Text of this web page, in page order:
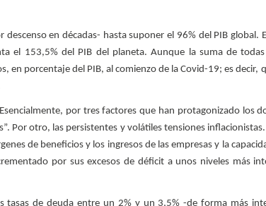
en décadas- hasta suponer el 96% del PIB global.
el 153,5% del PIB del planeta. Aunque la suma de
en porcentaje del PIB, al comienzo de la Covid-19; es decir,
por tres factores que han protagonizado los
Por otro, las persistentes y volátiles tensiones
de beneficios y los ingresos de las empresas y la
por sus excesos de déficit a unos niveles más
de deuda entre un 2% y un 3,5% -de forma más